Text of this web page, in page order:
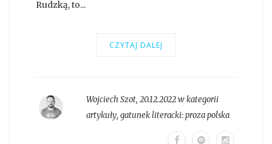
Rudzką, to...
CZYTAJ DALEJ
Wojciech Szot, 20.12.2022 w kategorii
artykuły, gatunek literacki:proza polska